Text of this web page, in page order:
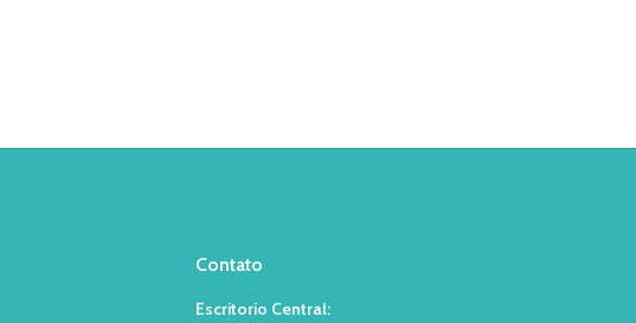
Contato
Escritorio Central: